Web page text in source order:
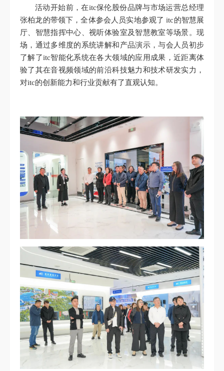
活动开始前，在itc保伦股份品牌与市场运营总经理
张柏龙的带领下，全体参会人员实地参观了 itc的智慧展
厅、智慧指挥中心、视听体验室及智慧教室等场景。现
场，通过多维度的系统讲解和产品演示，与会人员初步
了解了itc智能化系统在各大领域的应用成果，近距离体
验了其在音视频领域的前沿科技魅力和技术研发实力，
对itc的创新能力和行业贡献有了直观认知。